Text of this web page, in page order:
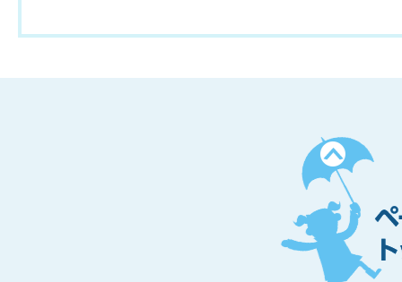
ペ
ー
ジ